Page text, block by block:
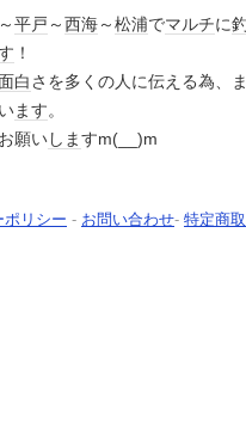
～平戸 ～西海～松浦でマルチに
！
白さを多くの人に伝える為、
ます。
お願いしますm(__)m
ポリシー - お問い合わせ- 特定商